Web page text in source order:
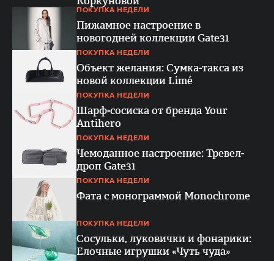
ПОКУПКА НЕДЕЛИ
Пижамное настроение в
новогодней коллекции Gate31
ПОКУПКА НЕДЕЛИ
Объект желания: Сумка-такса из
новой коллекции Limé
ПОКУПКА НЕДЕЛИ
Шарф-сосиска от бренда Your
Antihero
ПОКУПКА НЕДЕЛИ
Чемоданное настроение: Тревел-
дроп Gate31
ПОКУПКА НЕДЕЛИ
Фата с монограммой Monochrome
ПОКУПКА НЕДЕЛИ
Сосульки, луковички и фонарики:
Елочные игрушки «Чуть чуда»